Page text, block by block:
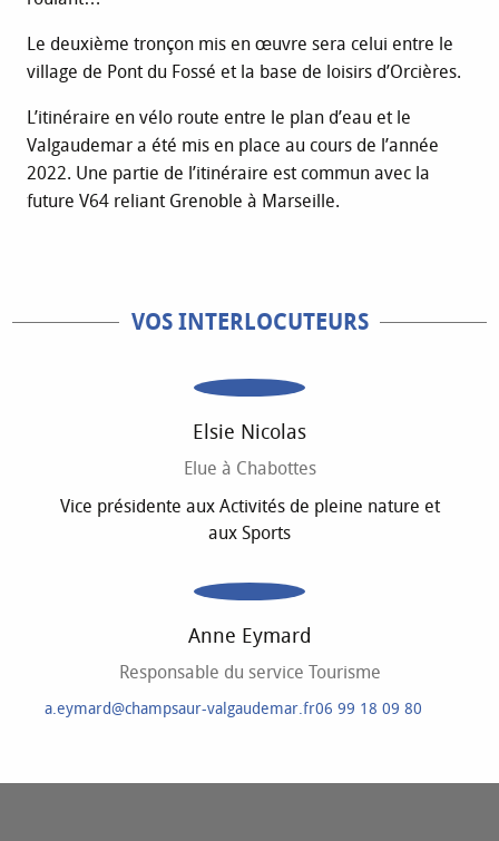
Le deuxième tronçon mis en œuvre sera celui entre le
village de Pont du Fossé et la base de loisirs d’Orcières.
L’itinéraire en vélo route entre le plan d’eau et le
Valgaudemar a été mis en place au cours de l’année
2022. Une partie de l’itinéraire est commun avec la
future V64 reliant Grenoble à Marseille.
VOS INTERLOCUTEURS
Elsie Nicolas
Elue à Chabottes
Vice présidente aux Activités de pleine nature et
aux Sports
Anne Eymard
Responsable du service Tourisme
a.eymard@champsaur-valgaudemar.fr06 99 18 09 80